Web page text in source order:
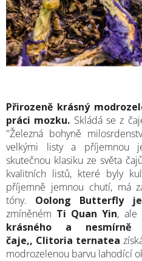
Přirozeně krásný
práci mozku. Skládá se z
"Železná bohyně
velkými listy a příjemnou
skutečnou klasiku ze světa
kvalitních listů, které byly
příjemně jemnou chutí, má
tóny. Oolong Butterfly
zmíněném Ti Quan Yin, ale
krásného a nesmírně
čaje,, Clitoria ternatea
modrozelenou barvu lahodící